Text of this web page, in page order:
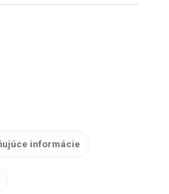
informácie